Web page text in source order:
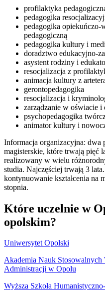
profilaktyka
pedagogika
pedagogika opiekuńczo-
pedagogiczną
pedagogika kultury i
doradztwo edukacyjno-
asystent rodziny i
resocjalizacja z
animacja kultury z
gerontopedagogika
resocjalizacja i
zarządzanie w oświacie i
psychopedagogika
animator kultury i
Informacja organizacyjna: dwa
magisterskie, które trwają pięć
realizowany w wielu
studia. Najczęściej trwają 3
kontynuowanie kształcenia na
stopnia.
Które uczelnie w
opolskim?
Uniwersytet Opolski
Akademia Nauk Stosowalnych
Administracji w Opolu
Wyższa Szkoła